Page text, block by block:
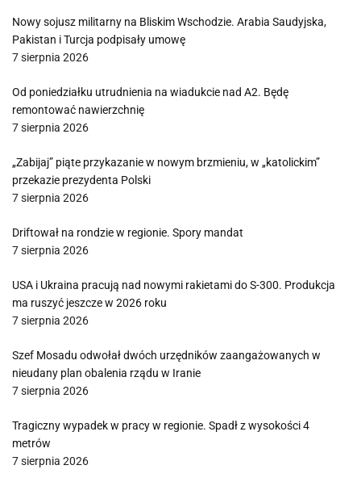
Nowy sojusz militarny na Bliskim Wschodzie. Arabia Saudyjska,
Pakistan i Turcja podpisały umowę
7 sierpnia 2026
Od poniedziałku utrudnienia na wiadukcie nad A2. Będę
remontować nawierzchnię
7 sierpnia 2026
„Zabijaj” piąte przykazanie w nowym brzmieniu, w „katolickim”
przekazie prezydenta Polski
7 sierpnia 2026
Driftował na rondzie w regionie. Spory mandat
7 sierpnia 2026
USA i Ukraina pracują nad nowymi rakietami do S-300. Produkcja
ma ruszyć jeszcze w 2026 roku
7 sierpnia 2026
Szef Mosadu odwołał dwóch urzędników zaangażowanych w
nieudany plan obalenia rządu w Iranie
7 sierpnia 2026
Tragiczny wypadek w pracy w regionie. Spadł z wysokości 4
metrów
7 sierpnia 2026